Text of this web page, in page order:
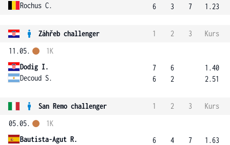
Rochus C.
6
3
7
1.23
Záhřeb challenger 1 2 3
Kurs
11.05.
Dodig I.
Decoud S.
1K
7
6
6
2
1.40
2.51
San Remo challenger 1 2 3
Kurs
05.05.
Bautista-Agut R.
1K
6
4
7
1.63